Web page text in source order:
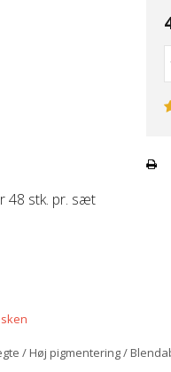
48 stk. pr. sæt
/ Høj pigmentering /